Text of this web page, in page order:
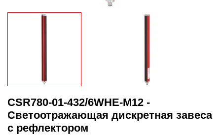
CSR780-01-432/6WHE-M12 -
Светоотражающая дискретная завеса
с рефлектором